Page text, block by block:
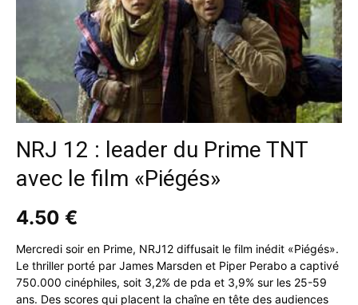
NRJ 12 : leader du Prime TNT
avec le film «Piégés»
4.50 €
Mercredi soir en Prime, NRJ12 diffusait le film inédit «Piégés».
Le thriller porté par James Marsden et Piper Perabo a captivé
750.000 cinéphiles, soit 3,2% de pda et 3,9% sur les 25-59
ans. Des scores qui placent la chaîne en tête des audiences